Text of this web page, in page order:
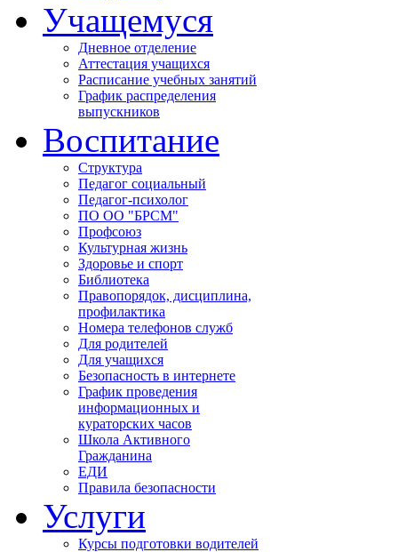
Учащемуся
Дневное отделение
Аттестация учащихся
Расписание учебных занятий
График распределения
выпускников
Воспитание
Структура
Педагог социальный
Педагог-психолог
ПО ОО "БРСМ"
Профсоюз
Культурная жизнь
Здоровье и спорт
Библиотека
Правопорядок, дисциплина,
профилактика
Номера телефонов служб
Для родителей
Для учащихся
Безопасность в интернете
График проведения
информационных и
кураторских часов
Школа Активного
Гражданина
ЕДИ
Правила безопасности
Услуги
Курсы подготовки водителей